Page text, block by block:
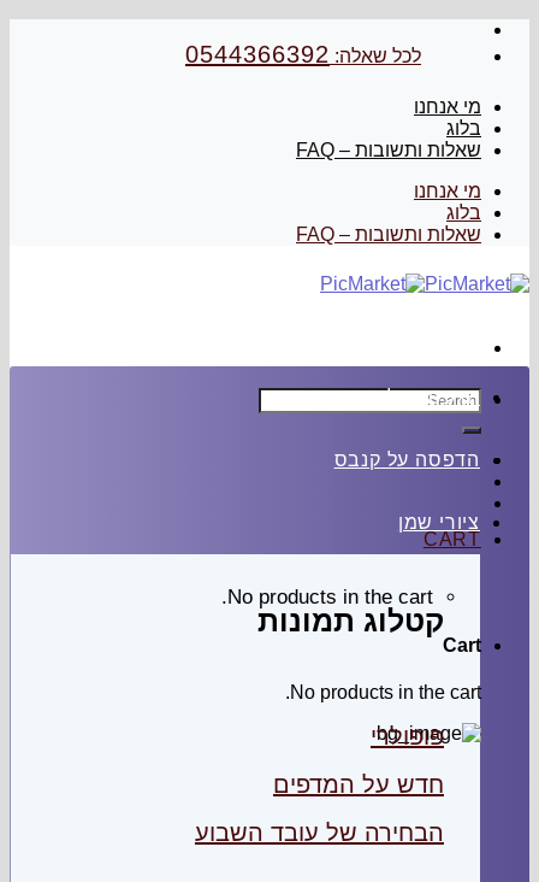
Skip
לכל שאלה: 0544366392
מי אנחנו
בלוג
שאלות ותשובות – FAQ
מי אנחנו
בלוג
שאלות ותשובות – FAQ
Search
for:
CART
No products in the cart.
Cart
No products in the cart.
הדפסה על זכוכית
הדפסה על קנבס
ציורי שמן
קטלוג תמונות
פופולרי
חדש על המדפים
הבחירה של עובד השבוע